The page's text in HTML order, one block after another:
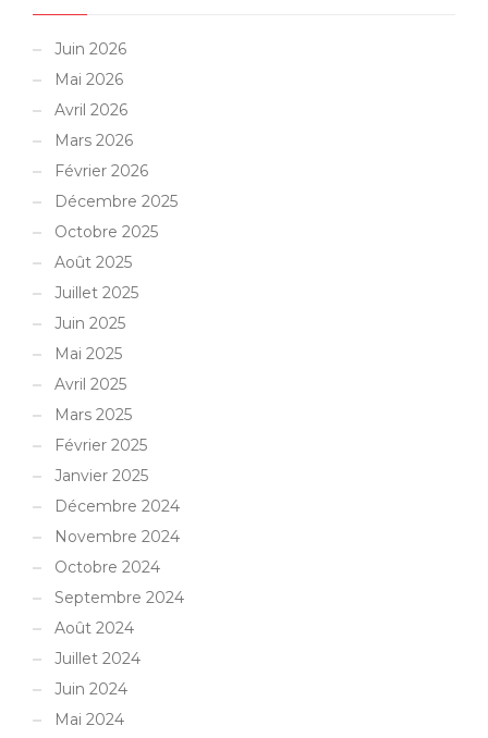
Juin 2026
Mai 2026
Avril 2026
Mars 2026
Février 2026
Décembre 2025
Octobre 2025
Août 2025
Juillet 2025
Juin 2025
Mai 2025
Avril 2025
Mars 2025
Février 2025
Janvier 2025
Décembre 2024
Novembre 2024
Octobre 2024
Septembre 2024
Août 2024
Juillet 2024
Juin 2024
Mai 2024